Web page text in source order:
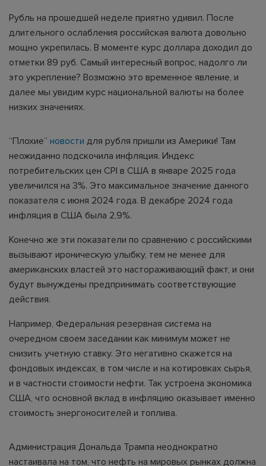
Рубль на прошедшей неделе приятно удивил. После
длительного ослабления российская валюта довольно
мощно укрепилась. В моменте курс доллара доходил до
отметки 89 руб. Самый интересный вопрос, надолго ли
это укрепление? Возможно это временное явление, и
далее мы увидим курс национальной валюты на более
низких значениях.
“Плохие” новости для рубля пришли из Америки! Там
неожиданно подскочила инфляция. Индекс
потребительских цен CPI в США в январе 2025 года
увеличился на 3%. Это максимальное значение данного
показателя с июня 2024 года. В декабре 2024 года
инфляция в США была 2,9%.
Конечно же эти показатели по сравнению с российскими
вызывают ироническую улыбку, тем не менее для
американских властей это настораживающий факт, и они
будут вынуждены предпринимать соответствующие
действия.
Например, Федеральная резервная система на
очередном своем заседании как минимум может не
снизить учетную ставку. Это негативно скажется на
фондовых индексах, в том числе и на котировках сырья,
и в частности стоимости нефти. Так устроена экономика
США, что основной вклад в инфляцию оказывает именно
стоимость энергоносителей и топлива.
Администрация Дональда Трампа неоднократно
настаивала на том, что нефть на мировых рынках должна